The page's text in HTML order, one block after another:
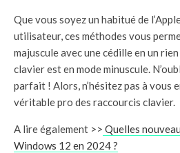
Que vous soyez un habitué de
utilisateur, ces méthodes vous
majuscule avec une cédille en un
clavier est en mode minuscule.
parfait ! Alors, n’hésitez pas à vous
véritable pro des raccourcis clavier.
A lire également >> Quelles
Windows 12 en 2024 ?